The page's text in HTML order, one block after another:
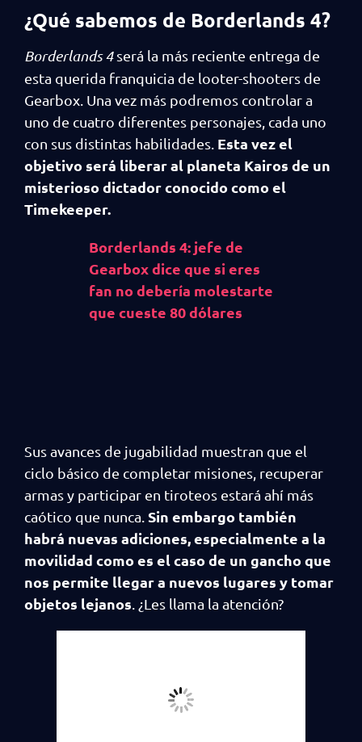
¿Qué sabemos de Borderlands 4?
Borderlands 4será la más reciente entrega de
esta querida franquicia de looter-shooters de
Gearbox. Una vez más podremos controlar a
uno de cuatro diferentes personajes, cada uno
con sus distintas habilidades. Esta vez el
objetivo será liberar al planeta Kairos de un
misterioso dictador conocido como el
Timekeeper.
Borderlands 4: jefe de
Gearbox dice que si eres
fan no debería molestarte
que cueste 80 dólares
Sus avances de jugabilidad muestran que el
ciclo básico de completar misiones, recuperar
armas y participar en tiroteos estará ahí más
caótico que nunca. Sin embargo también
habrá nuevas adiciones, especialmente a la
movilidad como es el caso de un gancho que
nos permite llegar a nuevos lugares y tomar
objetos lejanos . ¿Les llama la atención?